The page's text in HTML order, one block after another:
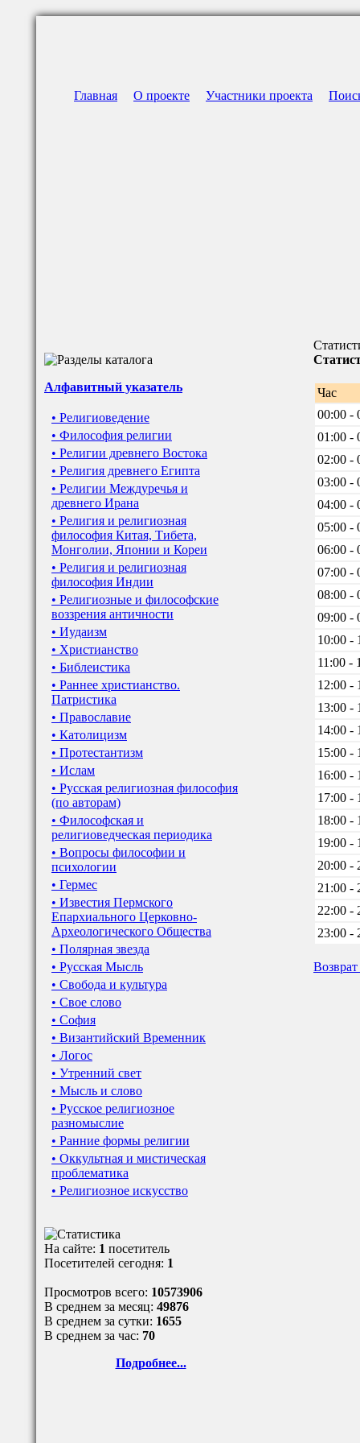
Главная О проекте Участники проекта
Алфавитный указатель
• Религиоведение
• Философия религии
• Религии древнего Востока
• Религия древнего Египта
• Религии Междуречья и
древнего Ирана
• Религия и религиозная
философия Китая, Тибета,
Монголии, Японии и Кореи
• Религия и религиозная
философия Индии
• Религиозные и философские
воззрения античности
• Иудаизм
• Христианство
• Библеистика
• Раннее христианство.
Патристика
• Православие
• Католицизм
• Протестантизм
• Ислам
• Русская религиозная философия
(по авторам)
• Философская и
религиоведческая периодика
• Вопросы философии и
психологии
• Гермес
• Известия Пермского
Епархиального Церковно-
Археологического Общества
• Полярная звезда
• Русская Мысль
• Свобода и культура
• Свое слово
• София
• Византийский Временник
• Логос
• Утренний свет
• Мысль и слово
• Русское религиозное
разномыслие
• Ранние формы религии
• Оккультная и мистическая
проблематика
• Религиозное искусство
На сайте: 1 посетитель
Посетителей сегодня: 1
Просмотров всего: 10573906
В среднем за месяц: 49876
В среднем за сутки: 1655
В среднем за час: 70
Подробнее...
Час
00:00 -
01:00 -
02:00 -
03:00 -
04:00 -
05:00 -
06:00 -
07:00 -
08:00 -
09:00 -
10:00 -
11:00 -
12:00 -
13:00 -
14:00 -
15:00 -
16:00 -
17:00 -
18:00 -
19:00 -
20:00 -
21:00 -
22:00 -
23:00 -
Возврат